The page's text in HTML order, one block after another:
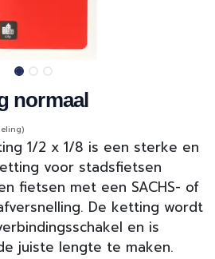
normaal
1/2 x 1/8 is een sterke en
voor stadsfietsen
fietsen met een SACHS- of
De ketting wordt
en is
juiste lengte te maken.